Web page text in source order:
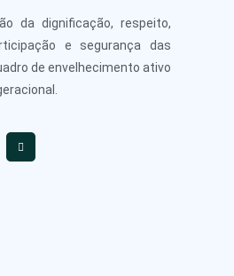
da dignificação, respeito,
e segurança das
de envelhecimento ativo